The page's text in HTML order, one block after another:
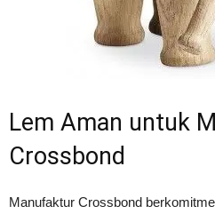
Lem Aman untuk
Crossbond
Manufaktur Crossbond